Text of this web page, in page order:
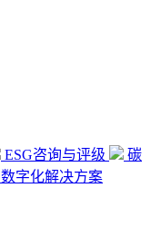
ESG咨询与评级
碳
数字化解决方案